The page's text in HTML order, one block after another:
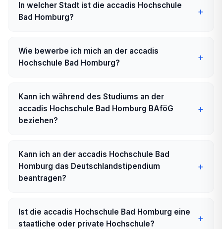
In welcher Stadt ist die accadis Hochschule
Bad Homburg?
Wie bewerbe ich mich an der accadis
Hochschule Bad Homburg?
Kann ich während des Studiums an der
accadis Hochschule Bad Homburg BAföG
beziehen?
Kann ich an der accadis Hochschule Bad
Homburg das Deutschlandstipendium
beantragen?
Ist die accadis Hochschule Bad Homburg eine
staatliche oder private Hochschule?